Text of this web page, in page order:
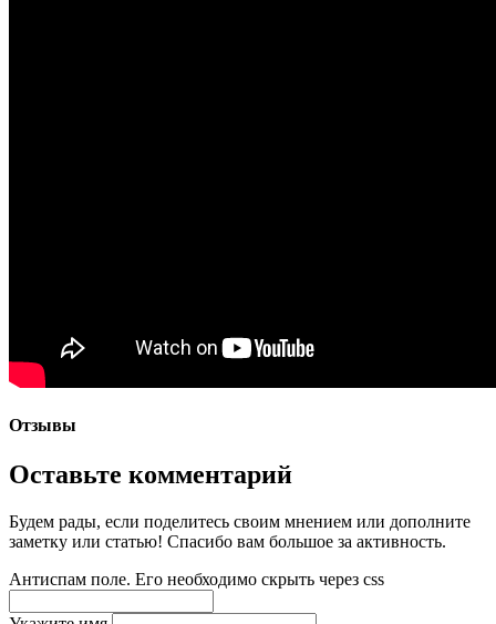
Отзывы
Оставьте комментарий
Будем рады, если поделитесь своим мнением или дополните
заметку или статью! Спасибо вам большое за активность.
Антиспам поле. Его необходимо скрыть через css